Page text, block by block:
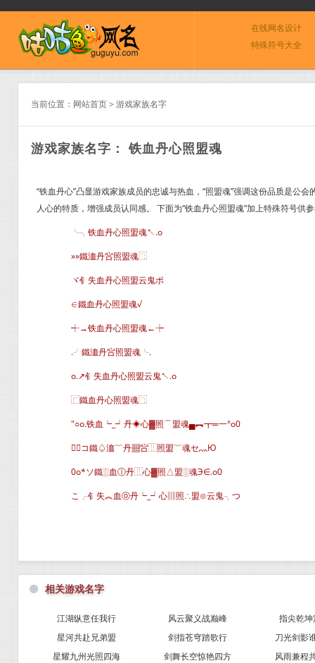
在线网名设计
特殊符号大全
当前位置： 网站首页> 游戏家族名字
游戏家族名字： 铁血丹心照盟魂
“铁血丹心”凸显游戏家族成员的忠诚与热血，“照盟魂”强调这份品质是公
人心的特质，增强成员认同感。 下面为“铁血丹心照盟魂”加上特殊符号供
╰╮铁血丹心照盟魂↖.o
»»鐵洫丹吢照盟魂⿹
ヾ钅失血丹心照盟云鬼ポ
∈鐵血丹心照盟魂√
┽→铁血丹心照盟魂←┾
.╯鐵洫丹吢照盟魂╰.
o.↗钅失血丹心照盟云鬼↖.o
⿸鐵血丹心照盟魂⿹
″○o.铁血┕_┙丹◈心▓照⌒盟魂▄︻┳═一°o0
╭コ鐵♤洫﹌丹▦吢⿲照盟﹌魂セ灬Ю
0o*ソ鐵░血ⓛ丹⿲心▓照△盟░魂Э∈.o0
こ╭钅失︽血ⓞ丹┕_┙心▥照∴盟⊙云鬼╮つ
⚫ 相关游戏名字
江湖纵意任我行 风云聚义战巅峰
指尖乾
星河共赴兄弟盟
剑指苍穹踏歌行
刀光剑影
星耀九州光照四海
剑舞长空惊艳四方 风雨兼程